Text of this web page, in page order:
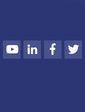
YoutubeLinkedInFacebook